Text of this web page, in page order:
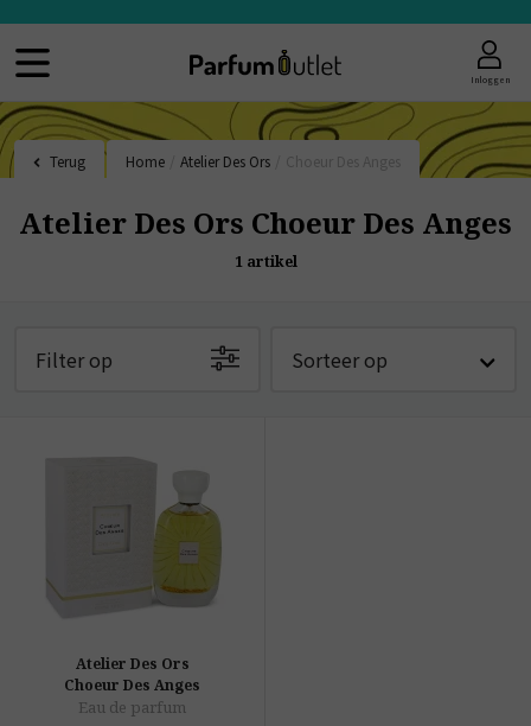
Inloggen
Terug Home Atelier Des Ors
Atelier Des Ors Choeur Des Anges
1 artikel
Filter op Sorteer op
Atelier Des Ors
Choeur Des Anges
Eau de parfum